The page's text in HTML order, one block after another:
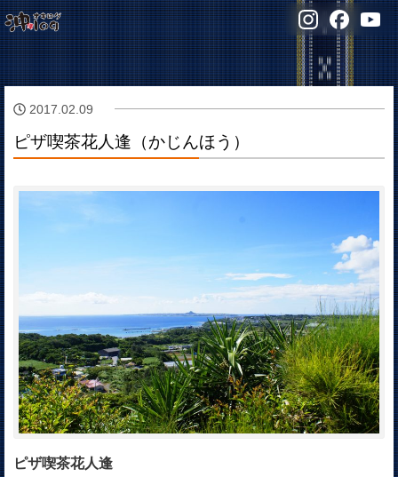
2017.02.09
ピザ喫茶花人逢（かじんほう）
ピザ喫茶花人逢